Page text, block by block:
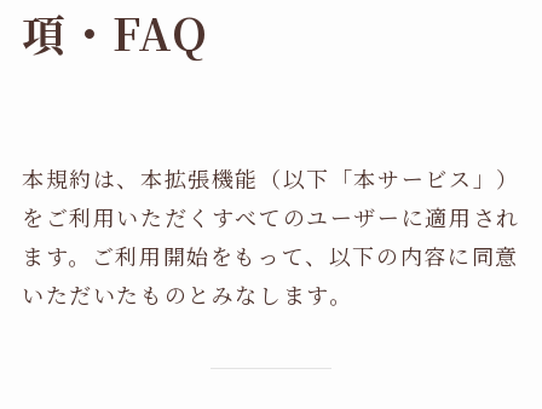
項・FAQ
本規約は、本拡張機能（以下「本サービス」）
をご利用いただくすべてのユーザーに適用され
ます。ご利用開始をもって、以下の内容に同意
いただいたものとみなします。